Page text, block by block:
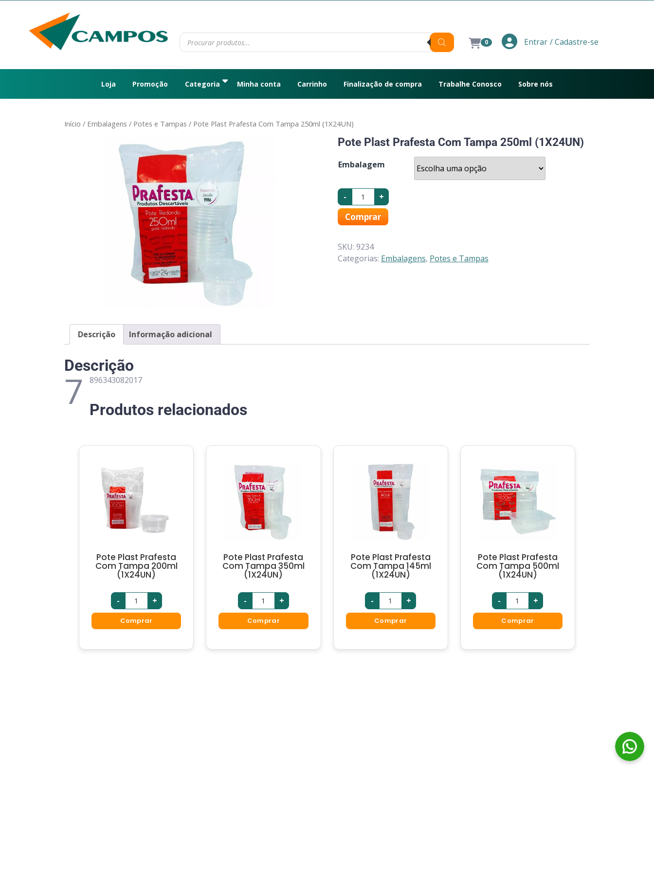
0 Entrar / Cadastre-se
Loja Promoção Categoria Minha conta Carrinho Finalização de compra Trabalhe Conosco Sobre nós
Início / Embalagens / Potes e Tampas / Pote Plast Prafesta Com Tampa 250ml (1X24UN)
Pote Plast Prafesta Com Tampa 250ml (1X24UN)
Embalagem
- +
Comprar
SKU: 9234
Categorias: Embalagens, Potes e Tampas
Descrição Informação adicional
Descrição
7 896343082017
Produtos relacionados
Pote Plast Prafesta
Com Tampa 200ml
(1X24UN)
- +
Comprar
Pote Plast Prafesta
Com Tampa 350ml
(1X24UN)
- +
Comprar
Pote Plast Prafesta
Com Tampa 145ml
(1X24UN)
- +
Comprar
Pote Plast Prafesta
Com Tampa 500ml
(1X24UN)
- +
Comprar